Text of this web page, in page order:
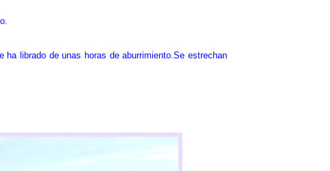
ha librado de unas horas de aburrimiento.Se estrechan